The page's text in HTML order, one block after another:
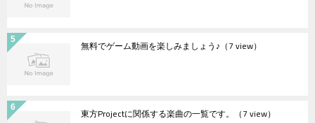
無料でゲーム動画を楽しみましょう♪ （7 view）
東方Projectに関係する楽曲の一覧です。 （7 view）